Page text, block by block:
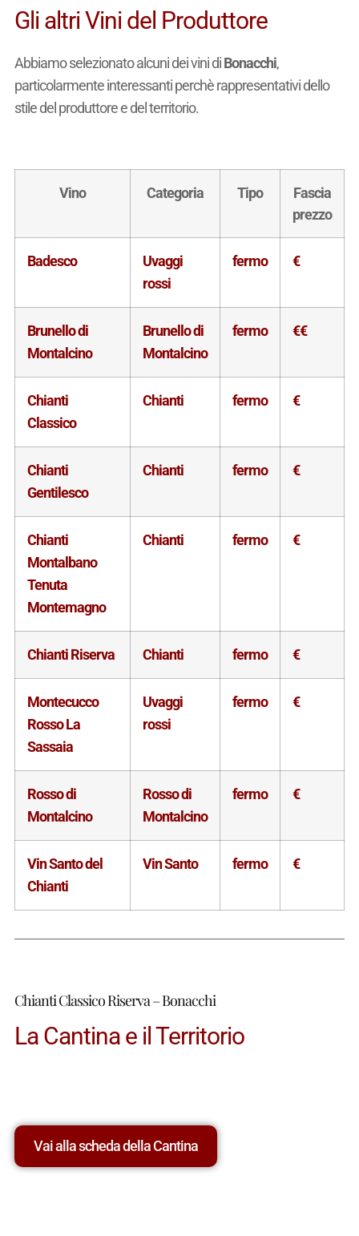
Gli altri Vini del Produttore
Abbiamo selezionato alcuni dei vini diBonacchi,
particolarmente interessanti perchè rappresentativi dello
stile del produttore e del territorio.
Vino Categoria Tipo
Fascia
prezzo
Badesco
Uvaggi
rossi
fermo €
Brunello di
Montalcino
Brunello di
Montalcino
fermo €€
Chianti
Classico
Chianti fermo €
Chianti
Gentilesco
Chianti fermo €
Chianti
Montalbano
Tenuta
Montemagno
Chianti fermo €
Chianti Riserva Chianti fermo €
Montecucco
Rosso La
Sassaia
Uvaggi
rossi
fermo €
Rosso di
Montalcino
Rosso di
Montalcino
fermo €
Vin Santo del
Chianti
Vin Santo fermo €
Chianti Classico Riserva – Bonacchi
La Cantina e il Territorio
Vai alla scheda della Cantina